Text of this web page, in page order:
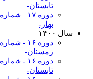
تابستان-
بهار-
سال ۱۴۰۰
زمستان-
تابستان-